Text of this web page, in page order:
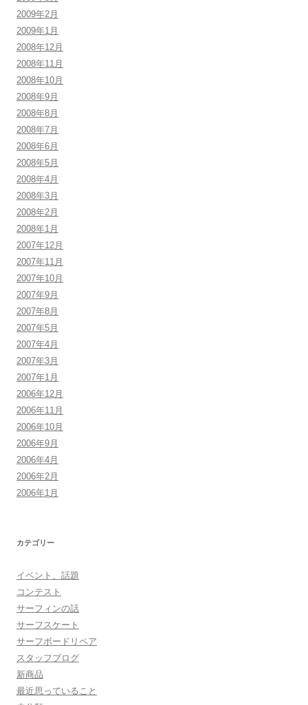
2009年2月
2009年1月
2008年12月
2008年11月
2008年10月
2008年9月
2008年8月
2008年7月
2008年6月
2008年5月
2008年4月
2008年3月
2008年2月
2008年1月
2007年12月
2007年11月
2007年10月
2007年9月
2007年8月
2007年5月
2007年4月
2007年3月
2007年1月
2006年12月
2006年11月
2006年10月
2006年9月
2006年4月
2006年2月
2006年1月
カテゴリー
イベント、話題
コンテスト
サーフィンの話
サーフスケート
サーフボードリペア
スタッフブログ
新商品
最近思っていること